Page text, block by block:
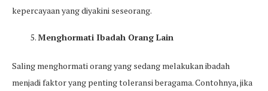
kepercayaan yang diyakini seseorang.
Menghormati Ibadah Orang Lain
Saling menghormati orang yang sedang melakukan ibadah
menjadi faktor yang penting toleransi beragama. Contohnya, jika